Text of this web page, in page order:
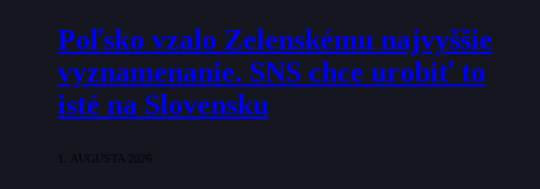
Poľsko vzalo Zelenskému najvyššie
vyznamenanie. SNS chce urobiť to
isté na Slovensku
1. AUGUSTA 2026